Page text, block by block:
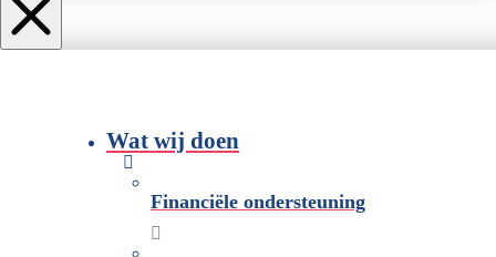
Wat wij doen
Financiële ondersteuning